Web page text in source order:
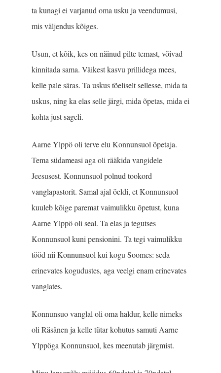
ta kunagi ei varjanud oma usku ja veendumusi,
mis väljendus kõiges.
Usun, et kõik, kes on näinud pilte temast, võivad
kinnitada sama. Väikest kasvu prillidega mees,
kelle pale säras. Ta uskus tõeliselt sellesse, mida ta
uskus, ning ka elas selle järgi, mida õpetas, mida ei
kohta just sageli.
Aarne Ylppö oli terve elu Konnunsuol õpetaja.
Tema südameasi aga oli rääkida vangidele
Jeesusest. Konnunsuol polnud tookord
vanglapastorit. Samal ajal öeldi, et Konnunsuol
kuuleb kõige paremat vaimulikku õpetust, kuna
Aarne Ylppö oli seal. Ta elas ja tegutses
Konnunsuol kuni pensionini. Ta tegi vaimulikku
tööd nii Konnunsuol kui kogu Soomes: seda
erinevates kogudustes, aga veelgi enam erinevates
vanglates.
Konnunsuo vanglal oli oma haldur, kelle nimeks
oli Räsänen ja kelle tütar kohutus samuti Aarne
Ylppöga Konnunsuol, kes meenutab järgmist.